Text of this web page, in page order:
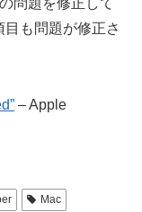
も問題が修正さ
– Apple
Mac